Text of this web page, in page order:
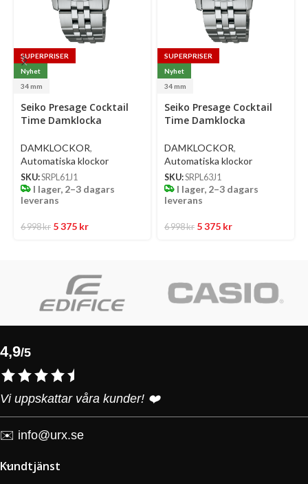
SUPERPRISER
Nyhet
34 mm
Select
options
Seiko Presage Cocktail
Time Damklocka
Ljusblå Urtavla Med
Diamanter Och Stållänk
DAMKLOCKOR,
Automatiska klockor
SKU:SRPL61J1
I lager, 2–3 dagars
leverans
6 998kr 5 375 kr
SUPERPRISER
Nyhet
34 mm
Select
options
Seiko Presage Cocktail
Time Damklocka
Ljusgrön Urtavla Med
Diamanter Och Stållänk
DAMKLOCKOR,
Automatiska klockor
SKU:SRPL63J1
I lager, 2–3 dagars
leverans
6 998kr 5 375 kr
4,9/5
Vi uppskattar våra kunder! ❤️
✉️ info@urx.se
Kundtjänst